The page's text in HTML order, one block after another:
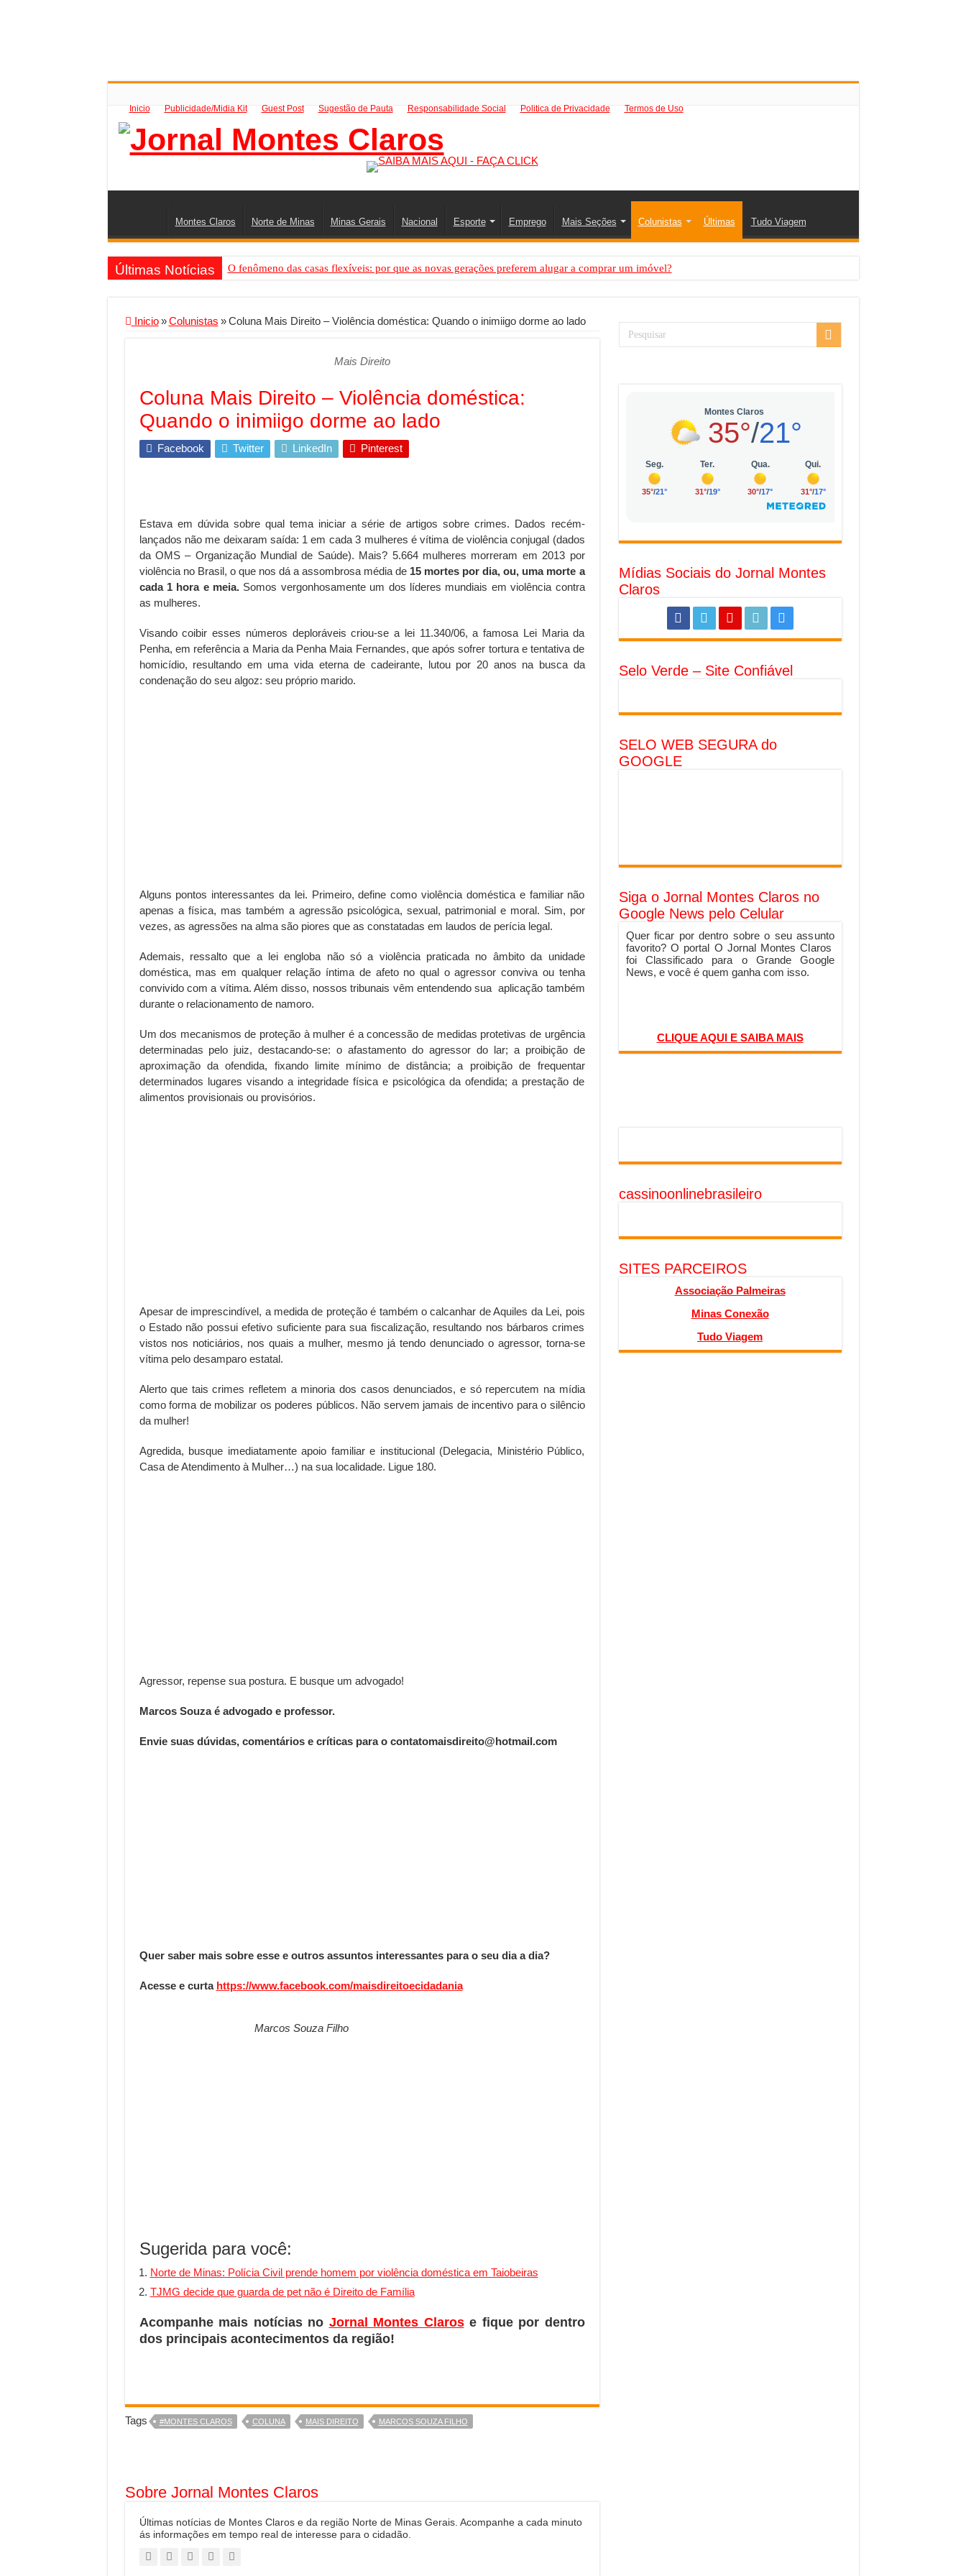
Inicio Publicidade/Midia Kit Guest Post Sugestão de Pauta Responsabilidade Social Politica de Privacidade Termos de Uso
Montes Claros Norte de Minas Minas Gerais Nacional Esporte Emprego Mais Seções Colunistas Últimas Tudo Viagem
Últimas Notícias O fenômeno das casas flexíveis: por que as novas gerações preferem alugar a comprar um imóvel?
Conheça a melhor empresa de transfer passeios e traslados em Porto Seguro, Bahia
Mais da metade dos trabalhadores desconfia dos canais de denúncia das empresas
Comércio Interativo ganha força no Brasil com a chegada da VIVAMOMENTO ao polo empresarial da Vila Olímpia, em São Paulo
PF e Emissoras Apertam o Cerco Contra Streamings Piratas: Entenda o Bloqueio e o Que Muda
De economista a referência nacional: como Jaque Rosa ensina tarólogas a faturarem mais de R$ 10 mil no digital
Marcenaria sob medida: quando vale mais a pena investir em móveis personalizados?
Investimento em energia limpa chega para brasileiros: ZCT traz oportunidades de lucro seguro com solar, eólica e hidrogênio verde
Serralheria de Alumínio vs. Ferro: guia completo para escolher o portão ideal para seu imóvel
Qualidade do produto e percepção do consumidor: como marcas evitam ruídos no mercado
Inicio » Colunistas » Coluna Mais Direito – Violência doméstica: Quando o inimiigo dorme ao lado
Mais Direito
Coluna Mais Direito – Violência doméstica:
Quando o inimiigo dorme ao lado
Facebook Twitter LinkedIn Pinterest
Estava em dúvida sobre qual tema iniciar a série de artigos sobre crimes. Dados recém-
lançados não me deixaram saída: 1 em cada 3 mulheres é vítima de violência conjugal (dados
da OMS – Organização Mundial de Saúde). Mais? 5.664 mulheres morreram em 2013 por
violência no Brasil, o que nos dá a assombrosa média de 15 mortes por dia, ou, uma morte a
cada 1 hora e meia. Somos vergonhosamente um dos líderes mundiais em violência contra
as mulheres.
Visando coibir esses números deploráveis criou-se a lei 11.340/06, a famosa Lei Maria da
Penha, em referência a Maria da Penha Maia Fernandes, que após sofrer tortura e tentativa de
homicídio, resultando em uma vida eterna de cadeirante, lutou por 20 anos na busca da
condenação do seu algoz: seu próprio marido.
Alguns pontos interessantes da lei. Primeiro, define como violência doméstica e familiar não
apenas a física, mas também a agressão psicológica, sexual, patrimonial e moral. Sim, por
vezes, as agressões na alma são piores que as constatadas em laudos de perícia legal.
Ademais, ressalto que a lei engloba não só a violência praticada no âmbito da unidade
doméstica, mas em qualquer relação íntima de afeto no qual o agressor conviva ou tenha
convivido com a vítima. Além disso, nossos tribunais vêm entendendo sua aplicação também
durante o relacionamento de namoro.
Um dos mecanismos de proteção à mulher é a concessão de medidas protetivas de urgência
determinadas pelo juiz, destacando-se: o afastamento do agressor do lar; a proibição de
aproximação da ofendida, fixando limite mínimo de distância; a proibição de frequentar
determinados lugares visando a integridade física e psicológica da ofendida; a prestação de
alimentos provisionais ou provisórios.
Apesar de imprescindível, a medida de proteção é também o calcanhar de Aquiles da Lei, pois
o Estado não possui efetivo suficiente para sua fiscalização, resultando nos bárbaros crimes
vistos nos noticiários, nos quais a mulher, mesmo já tendo denunciado o agressor, torna-se
vítima pelo desamparo estatal.
Alerto que tais crimes refletem a minoria dos casos denunciados, e só repercutem na mídia
como forma de mobilizar os poderes públicos. Não servem jamais de incentivo para o silêncio
da mulher!
Agredida, busque imediatamente apoio familiar e institucional (Delegacia, Ministério Público,
Casa de Atendimento à Mulher…) na sua localidade. Ligue 180.
Agressor, repense sua postura. E busque um advogado!
Marcos Souza é advogado e professor.
Envie suas dúvidas, comentários e críticas para o contatomaisdireito@hotmail.com
Quer saber mais sobre esse e outros assuntos interessantes para o seu dia a dia?
Acesse e curta https://www.facebook.com/maisdireitoecidadania
Marcos Souza Filho
Sugerida para você:
Norte de Minas: Polícia Civil prende homem por violência doméstica em Taiobeiras
TJMG decide que guarda de pet não é Direito de Família
Acompanhe mais notícias no Jornal Montes Clarose fique por dentro
dos principais acontecimentos da região!
Tags #MONTES CLAROS COLUNA MAIS DIREITO MARCOS SOUZA FILHO
Sobre Jornal Montes Claros
Últimas notícias de Montes Claros e da região Norte de Minas Gerais. Acompanhe a cada minuto
ás informações em tempo real de interesse para o cidadão.
Mídias Sociais do Jornal Montes
Claros
Selo Verde – Site Confiável
SELO WEB SEGURA do
GOOGLE
Siga o Jornal Montes Claros no
Google News pelo Celular
Quer ficar por dentro sobre o seu assunto
favorito? O portal O Jornal Montes Claros
foi Classificado para o Grande Google
News, e você é quem ganha com isso.
CLIQUE AQUI E SAIBA MAIS
cassinoonlinebrasileiro
SITES PARCEIROS
Associação Palmeiras
Minas Conexão
Tudo Viagem